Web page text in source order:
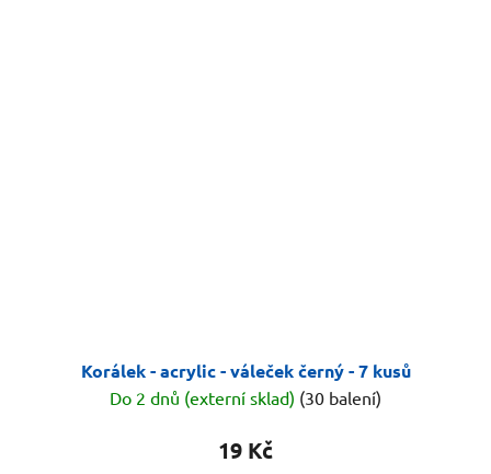
Korálek - acrylic - váleček černý - 7 kusů
Do 2 dnů (externí sklad) (30 balení)
19 Kč